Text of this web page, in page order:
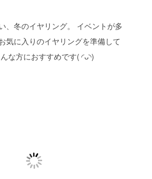
、冬のイヤリング。
イベントが多
気に入りのイヤリングを準備して
な方におすすめです( ◜ᴗ◝)